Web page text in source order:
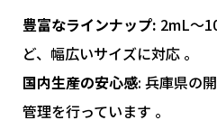
豊富なラインナップ: 2mL〜
ど、幅広いサイズに対応 。
国内生産の安心感: 兵庫県の
管理を行っています 。